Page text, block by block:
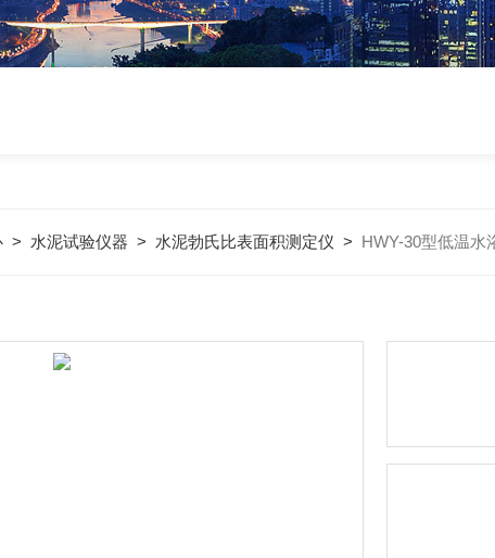
> 水泥试验仪器 > 水泥勃氏比表面积测定仪 > HWY-30型低温水